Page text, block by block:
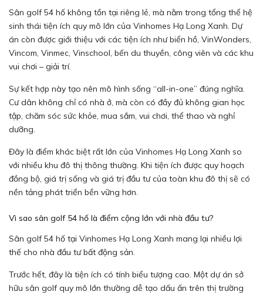
Sân golf 54 hố không tồn tại riêng lẻ, mà nằm trong tổng thể hệ
sinh thái tiện ích quy mô lớn của Vinhomes Hạ Long Xanh. Dự
án còn được giới thiệu với các tiện ích như biển hồ, VinWonders,
Vincom, Vinmec, Vinschool, bến du thuyền, công viên và các khu
vui chơi – giải trí.
Sự kết hợp này tạo nên mô hình sống “all-in-one” đúng nghĩa.
Cư dân không chỉ có nhà ở, mà còn có đầy đủ không gian học
tập, chăm sóc sức khỏe, mua sắm, vui chơi, thể thao và nghỉ
dưỡng.
Đây là điểm khác biệt rất lớn của Vinhomes Hạ Long Xanh so
với nhiều khu đô thị thông thường. Khi tiện ích được quy hoạch
đồng bộ, giá trị sống và giá trị đầu tư của toàn khu đô thị sẽ có
nền tảng phát triển bền vững hơn.
Vì sao sân golf 54 hố là điểm cộng lớn với nhà đầu tư?
Sân golf 54 hố tại Vinhomes Hạ Long Xanh mang lại nhiều lợi
thế cho nhà đầu tư bất động sản.
Trước hết, đây là tiện ích có tính biểu tượng cao. Một dự án sở
hữu sân golf quy mô lớn thường dễ tạo dấu ấn trên thị trường